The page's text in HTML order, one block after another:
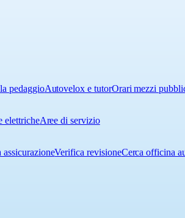
pedaggioAutovelox e tutorOrari mezzi
elettricheAree di servizio
assicurazioneVerifica revisioneCerca officina